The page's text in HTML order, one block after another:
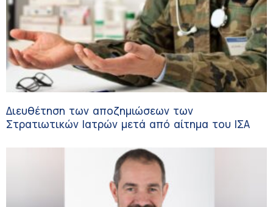
Διευθέτηση των αποζημιώσεων των
Στρατιωτικών Ιατρών μετά από αίτημα του ΙΣΑ